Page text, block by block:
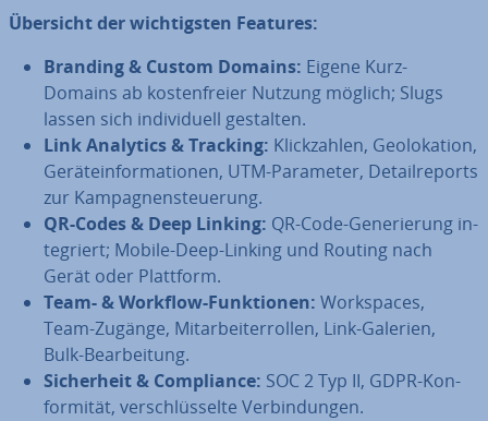
Übersicht der wich­tigs­ten Features:
Branding & Custom Domains: Eigene Kurz-
Domains ab kos­ten­frei­er Nutzung möglich; Slugs
lassen sich in­di­vi­du­ell gestalten.
Link Analytics & Tracking: Klick­zah­len, Geo­lo­ka­ti­on,
Ge­rä­te­in­for­ma­tio­nen, UTM-Parameter, De­tail­re­ports
zur Kam­pa­gnen­steue­rung.
QR-Codes & Deep Linking: QR-Code‐Ge­ne­rie­rung in­
te­griert; Mobile-Deep-Linking und Routing nach
Gerät oder Plattform.
Team- & Workflow-Funk­tio­nen: Workspaces,
Team-Zugänge, Mit­ar­bei­ter­rol­len, Link‐Galerien,
Bulk-Be­ar­bei­tung.
Si­cher­heit & Com­pli­ance: SOC 2 Typ II, GDPR-Kon­
for­mi­tät, ver­schlüs­sel­te Ver­bin­dun­gen.